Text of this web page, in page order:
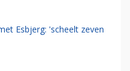
Esbjerg: 'scheelt zeven